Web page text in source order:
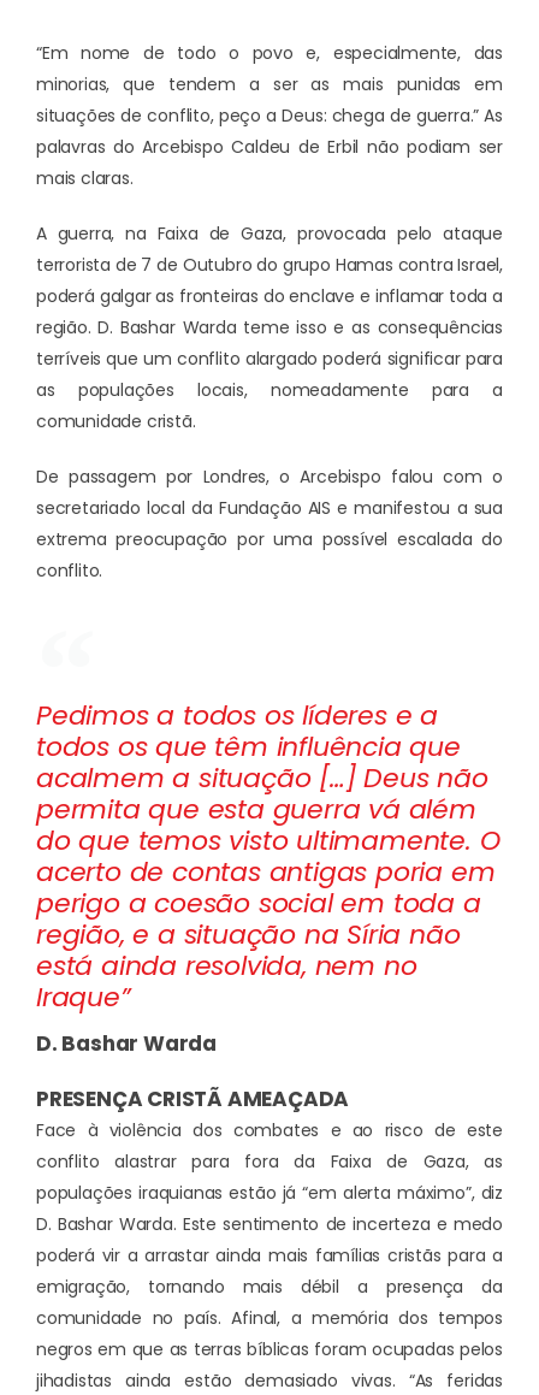
“Em nome de todo o povo e, especialmente, das
minorias, que tendem a ser as mais punidas em
situações de conflito, peço a Deus: chega de guerra.” As
palavras do Arcebispo Caldeu de Erbil não podiam ser
mais claras.
A guerra, na Faixa de Gaza, provocada pelo ataque
terrorista de 7 de Outubro do grupo Hamas contra Israel,
poderá galgar as fronteiras do enclave e inflamar toda a
região. D. Bashar Warda teme isso e as consequências
terríveis que um conflito alargado poderá significar para
as populações locais, nomeadamente para a
comunidade cristã.
De passagem por Londres, o Arcebispo falou com o
secretariado local da Fundação AIS e manifestou a sua
extrema preocupação por uma possível escalada do
conflito.
Pedimos a todos os líderes e a
todos os que têm influência que
acalmem a situação […] Deus não
permita que esta guerra vá além
do que temos visto ultimamente. O
acerto de contas antigas poria em
perigo a coesão social em toda a
região, e a situação na Síria não
está ainda resolvida, nem no
Iraque”
D. Bashar Warda
PRESENÇA CRISTÃ AMEAÇADA
Face à violência dos combates e ao risco de este
conflito alastrar para fora da Faixa de Gaza, as
populações iraquianas estão já “em alerta máximo”, diz
D. Bashar Warda. Este sentimento de incerteza e medo
poderá vir a arrastar ainda mais famílias cristãs para a
emigração, tornando mais débil a presença da
comunidade no país. Afinal, a memória dos tempos
negros em que as terras bíblicas foram ocupadas pelos
jihadistas ainda estão demasiado vivas. “As feridas